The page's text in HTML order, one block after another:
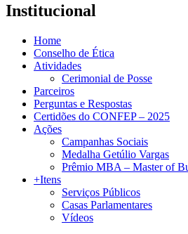
Institucional
Home
Conselho de Ética
Atividades
Cerimonial de Posse
Parceiros
Perguntas e Respostas
Certidões do CONFEP – 2025
Ações
Campanhas Sociais
Medalha Getúlio Vargas
Prêmio MBA – Master of
+Itens
Serviços Públicos
Casas Parlamentares
Vídeos